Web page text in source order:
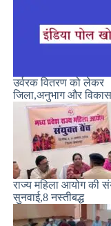
उर्वरक वितरण को लेकर
जिला,अनुभाग और
राज्य महिला आयोग की
सुनवाई,8 नस्तीबद्ध